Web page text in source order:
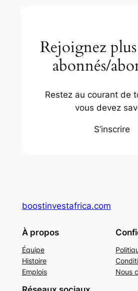
Rejoignez
abonnés/
Restez au courant de
vous devez
S’inscrire
boostinvestafrica.com
À propos
Équipe
Histoire
Emplois
Nous